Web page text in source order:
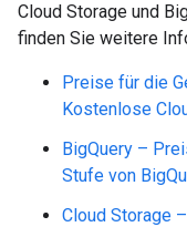
Cloud Storage und
finden Sie weitere
Preise für die
Kostenlose
BigQuery –
Stufe von
Cloud Storage